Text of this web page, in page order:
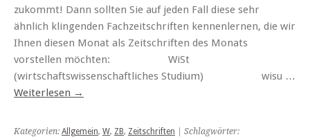
zukommt! Dann sollten Sie auf jeden Fall diese sehr
ähnlich klingenden Fachzeitschriften kennenlernen, die wir
Ihnen diesen Monat als Zeitschriften des Monats
vorstellen möchten: WiSt
(wirtschaftswissenschaftliches Studium) wisu …
Weiterlesen →
Kategorien: Allgemein, W, ZB, Zeitschriften | Schlagwörter: